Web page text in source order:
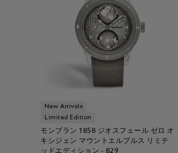
New Arrivals
Limited Edition
モンブラン 1858 ジオスフェール ゼロ オ
キシジェン マウントエルブルス リミテ
ッドエディション - 829